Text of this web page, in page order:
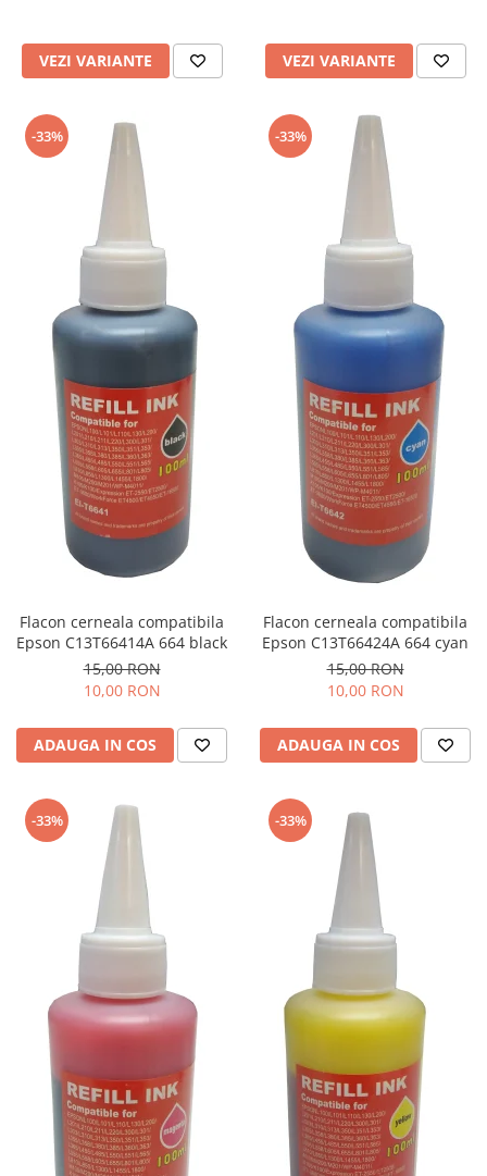
VEZI VARIANTE VEZI VARIANTE
-33%
Flacon cerneala compatibila
Epson C13T66414A 664 black
15,00 RON
10,00 RON
ADAUGA IN COS
-33%
Flacon cerneala compatibila
Epson C13T66424A 664 cyan
15,00 RON
10,00 RON
ADAUGA IN COS
-33% -33%